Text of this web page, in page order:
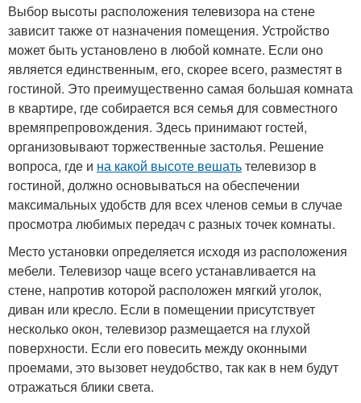
Выбор высоты расположения телевизора на стене
зависит также от назначения помещения. Устройство
может быть установлено в любой комнате. Если оно
является единственным, его, скорее всего, разместят в
гостиной. Это преимущественно самая большая комната
в квартире, где собирается вся семья для совместного
времяпрепровождения. Здесь принимают гостей,
организовывают торжественные застолья. Решение
вопроса, где и на какой высоте вешатьтелевизор в
гостиной, должно основываться на обеспечении
максимальных удобств для всех членов семьи в случае
просмотра любимых передач с разных точек комнаты.
Место установки определяется исходя из расположения
мебели. Телевизор чаще всего устанавливается на
стене, напротив которой расположен мягкий уголок,
диван или кресло. Если в помещении присутствует
несколько окон, телевизор размещается на глухой
поверхности. Если его повесить между оконными
проемами, это вызовет неудобство, так как в нем будут
отражаться блики света.